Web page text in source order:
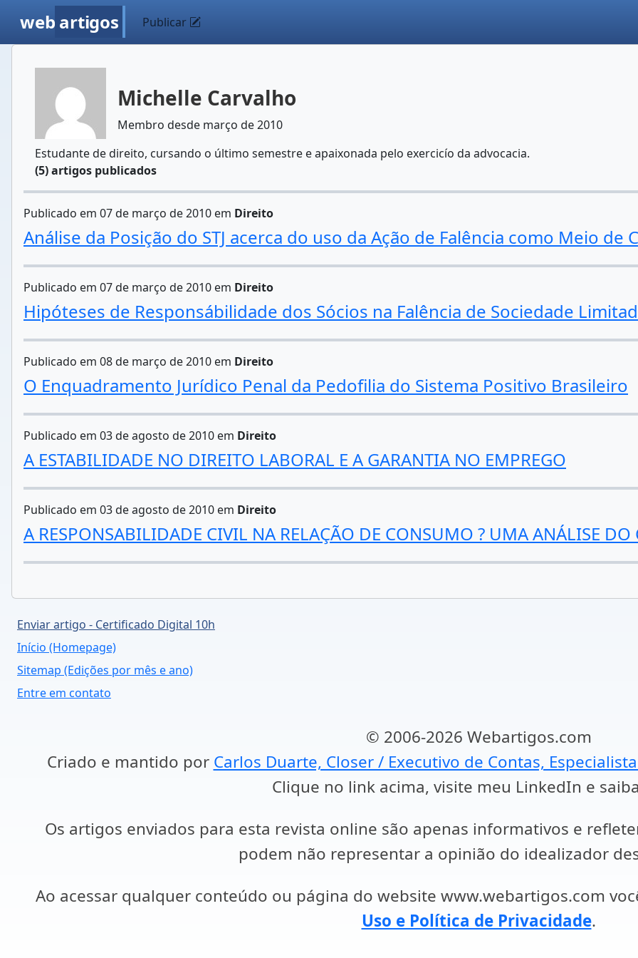
web artigos Publicar
Michelle Carvalho
Membro desde março de 2010
Estudante de direito, cursando o último semestre e apaixonada pelo exercicío da advocacia.
(5) artigos publicados
Publicado em 07 de março de 2010 em Direito
Análise da Posição do STJ acerca do uso da Ação de Falência como Meio de
Publicado em 07 de março de 2010 em Direito
Hipóteses de Responsábilidade dos Sócios na Falência de Sociedade
Publicado em 08 de março de 2010 em Direito
O Enquadramento Jurídico Penal da Pedofilia do Sistema Positivo Brasileiro
Publicado em 03 de agosto de 2010 em Direito
A ESTABILIDADE NO DIREITO LABORAL E A GARANTIA NO EMPREGO
Publicado em 03 de agosto de 2010 em Direito
A RESPONSABILIDADE CIVIL NA RELAÇÃO DE CONSUMO ? UMA ANÁLISE DO
Enviar artigo - Certificado Digital 10h
Início (Homepage)
Sitemap (Edições por mês e ano)
Entre em contato
© 2006-2026 Webartigos.com
Criado e mantido por Carlos Duarte, Closer / Executivo de Contas,
Clique no link acima, visite meu LinkedIn e
Os artigos enviados para esta revista online são apenas informativos e
podem não representar a opinião do idealizador
Ao acessar qualquer conteúdo ou página do website www.webartigos.com
Uso e Política de Privacidade.